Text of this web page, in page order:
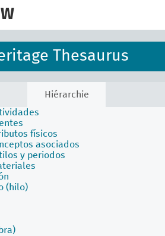
Thesaurus
Hiérarchie
físicos
asociados
y periodos
(hilo)